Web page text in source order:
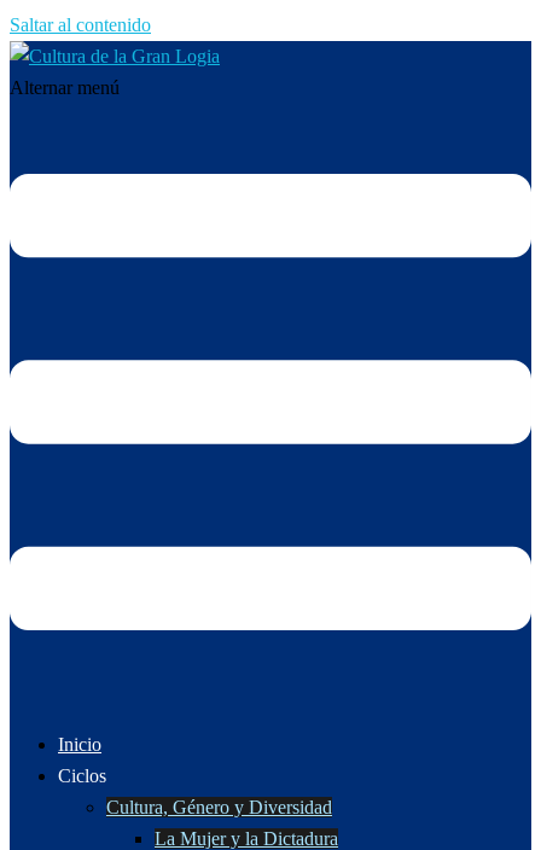
Saltar al contenido
Alternar menú
Inicio
Ciclos
Cultura, Género y Diversidad
La Mujer y la Dictadura